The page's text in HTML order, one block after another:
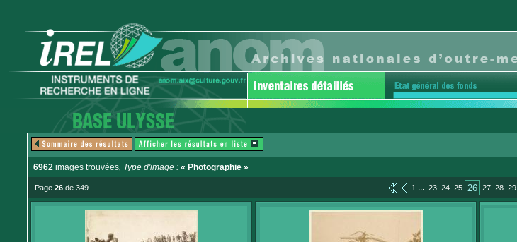
6962 images trouvées, Type d'image : « Photographie »
Page 26 de 349 1 ... 23 24 25 26 27 28 29